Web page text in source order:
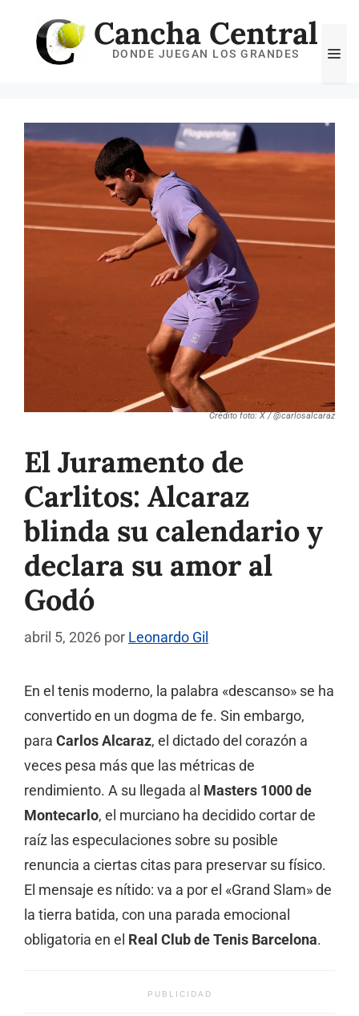
contenido
Cancha Central
DONDE JUEGAN LOS GRANDES
Crédito foto: X / @carlosalcaraz
El Juramento de
Carlitos: Alcaraz
blinda su calendario y
declara su amor al
Godó
abril 5, 2026 por Leonardo Gil
En el tenis moderno, la palabra «descanso» se ha
convertido en un dogma de fe. Sin embargo,
para Carlos Alcaraz, el dictado del corazón a
veces pesa más que las métricas de
rendimiento. A su llegada al Masters 1000 de
Montecarlo, el murciano ha decidido cortar de
raíz las especulaciones sobre su posible
renuncia a ciertas citas para preservar su físico.
El mensaje es nítido: va a por el «Grand Slam» de
la tierra batida, con una parada emocional
obligatoria en el Real Club de Tenis Barcelona.
PUBLICIDAD